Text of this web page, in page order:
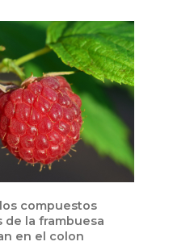
compuestos
la frambuesa
en el colon